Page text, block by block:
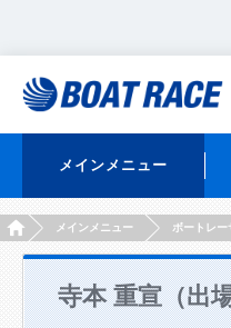
メインメニュー
HOMEメインメニュー ボートレー
寺本 重宣（出